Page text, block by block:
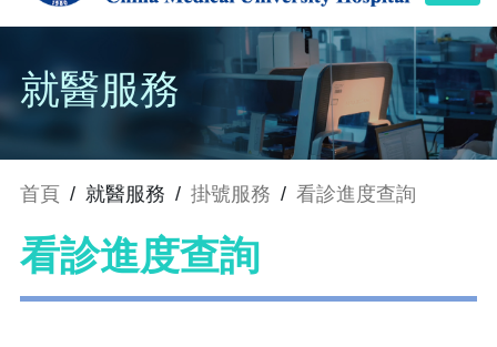
就醫服務
首頁 / 就醫服務 / 掛號服務 / 看診進度查詢
看診進度查詢